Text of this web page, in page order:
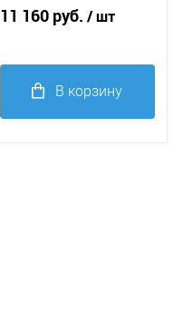
11 160 руб. / шт
В корзину
Купить в 1